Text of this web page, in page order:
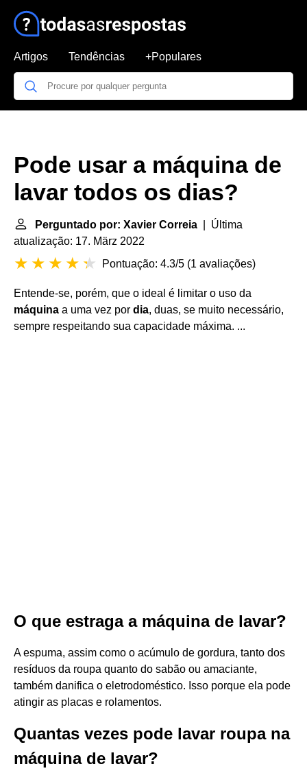
Artigos Tendências +Populares
Pode usar a máquina de
lavar todos os dias?
Perguntado por: Xavier Correia | Última
atualização: 17. März 2022
Pontuação: 4.3/5 (1 avaliações)
Entende-se, porém, que o ideal é limitar o uso da
máquina a uma vez por dia, duas, se muito necessário,
sempre respeitando sua capacidade máxima. ...
O que estraga a máquina de lavar?
A espuma, assim como o acúmulo de gordura, tanto dos
resíduos da roupa quanto do sabão ou amaciante,
também danifica o eletrodoméstico. Isso porque ela pode
atingir as placas e rolamentos.
Quantas vezes pode lavar roupa na
máquina de lavar?